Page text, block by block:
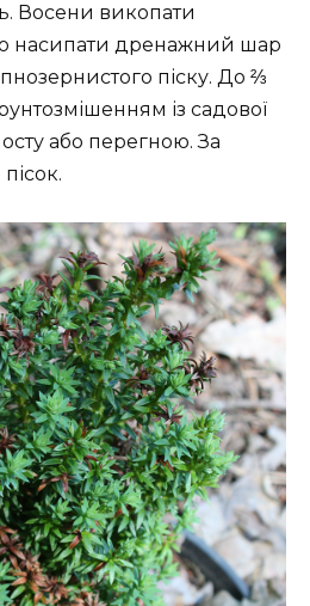
Восени викопати
насипати дренажний шар
піску. До ⅔
із садової
або перегною. За